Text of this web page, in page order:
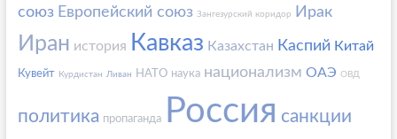
союз Европейский союз Зангезурский коридор Ирак
Иран история Кавказ Казахстан Каспий Китай
Кувейт Курдистан Ливан НАТО наука национализм ОАЭ ОВД
политика пропаганда Россия санкции